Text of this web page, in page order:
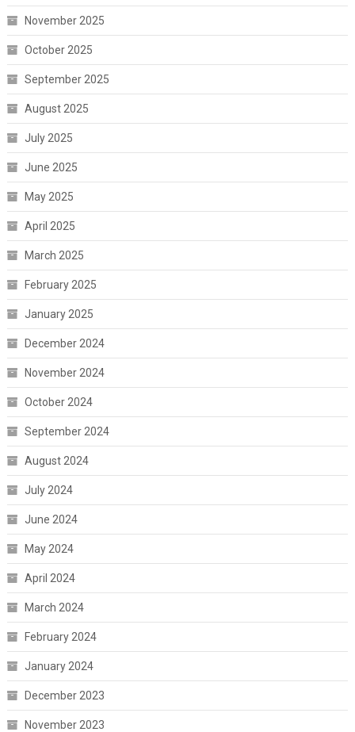
November 2025
October 2025
September 2025
August 2025
July 2025
June 2025
May 2025
April 2025
March 2025
February 2025
January 2025
December 2024
November 2024
October 2024
September 2024
August 2024
July 2024
June 2024
May 2024
April 2024
March 2024
February 2024
January 2024
December 2023
November 2023